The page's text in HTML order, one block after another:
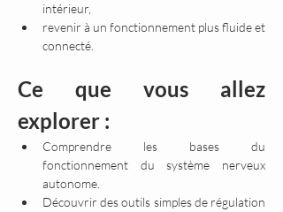
intérieur,
revenir à un fonctionnement plus fluide et
connecté.
Ce que vous allez
explorer :
Comprendre les bases du
fonctionnement du système nerveux
autonome.
Découvrir des outils simples de régulation